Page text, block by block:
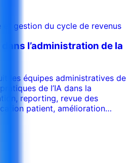
et gestion du cycle de revenus
l’administration de la
les équipes administratives de
de l’IA dans la
reporting, revue des
patient, amélioration
où la revue humaine reste